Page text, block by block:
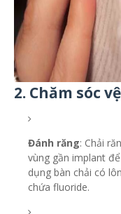
2. Chăm sóc
Đánh răng: Chải
vùng gần implant
dụng bàn chải có
chứa fluoride.